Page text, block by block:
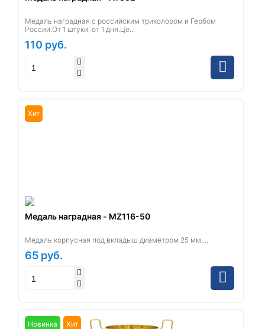
Медаль наградная с российским триколором и Гербом
России.От 1 штуки, от 1 дня.Це...
110 руб.
Хит
Медаль наградная - MZ116-50
Медаль корпусная под вкладыш диаметром 25 мм....
65 руб.
Новинка Хит